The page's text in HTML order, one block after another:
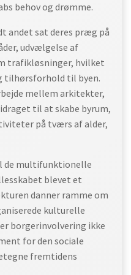
behov og drømme.
andet sat deres præg på
udvælgelse af
trafikløsninger, hvilket
tilhørsforhold til byen.
mellem arkitekter,
til at skabe byrum,
på tværs af alder,
de multifunktionelle
blevet et
danner ramme om
kulturelle
borgerinvolvering ikke
for den sociale
fremtidens